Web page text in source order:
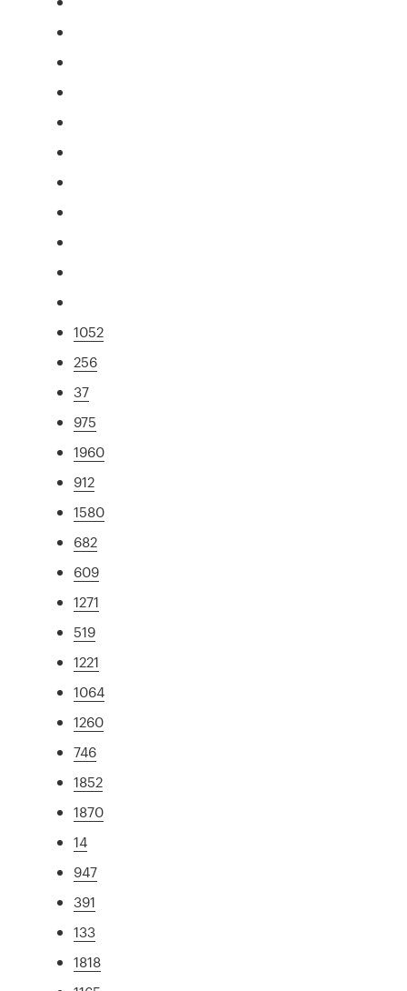
1052
256
37
975
1960
912
1580
682
609
1271
519
1221
1064
1260
746
1852
1870
14
947
391
133
1818